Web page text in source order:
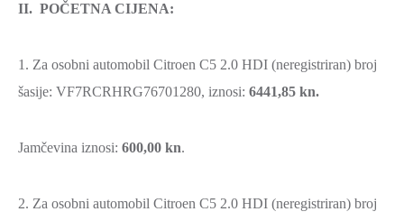
II. POČETNA CIJENA:
1. Za osobni automobil Citroen C5 2.0 HDI (neregistriran) broj
šasije: VF7RCRHRG76701280, iznosi: 6441,85 kn.
Jamčevina iznosi: 600,00 kn.
2. Za osobni automobil Citroen C5 2.0 HDI (neregistriran) broj